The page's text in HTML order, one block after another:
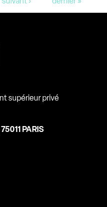
supérieur privé
PARIS